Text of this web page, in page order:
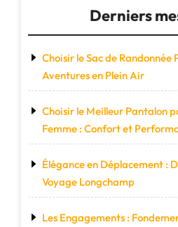
Derniers
Choisir le Sac de Randonnée
Aventures en Plein Air
Choisir le Meilleur Pantalon
Femme : Confort et
Élégance en Déplacement :
Voyage Longchamp
Les Engagements :